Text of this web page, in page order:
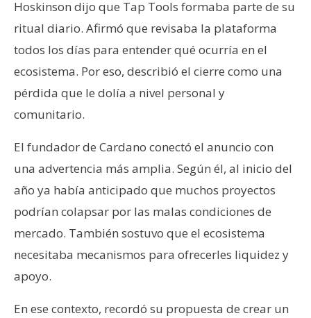
Hoskinson dijo que Tap Tools formaba parte de su
ritual diario. Afirmó que revisaba la plataforma
todos los días para entender qué ocurría en el
ecosistema. Por eso, describió el cierre como una
pérdida que le dolía a nivel personal y
comunitario.
El fundador de Cardano conectó el anuncio con
una advertencia más amplia. Según él, al inicio del
año ya había anticipado que muchos proyectos
podrían colapsar por las malas condiciones de
mercado. También sostuvo que el ecosistema
necesitaba mecanismos para ofrecerles liquidez y
apoyo.
En ese contexto, recordó su propuesta de crear un